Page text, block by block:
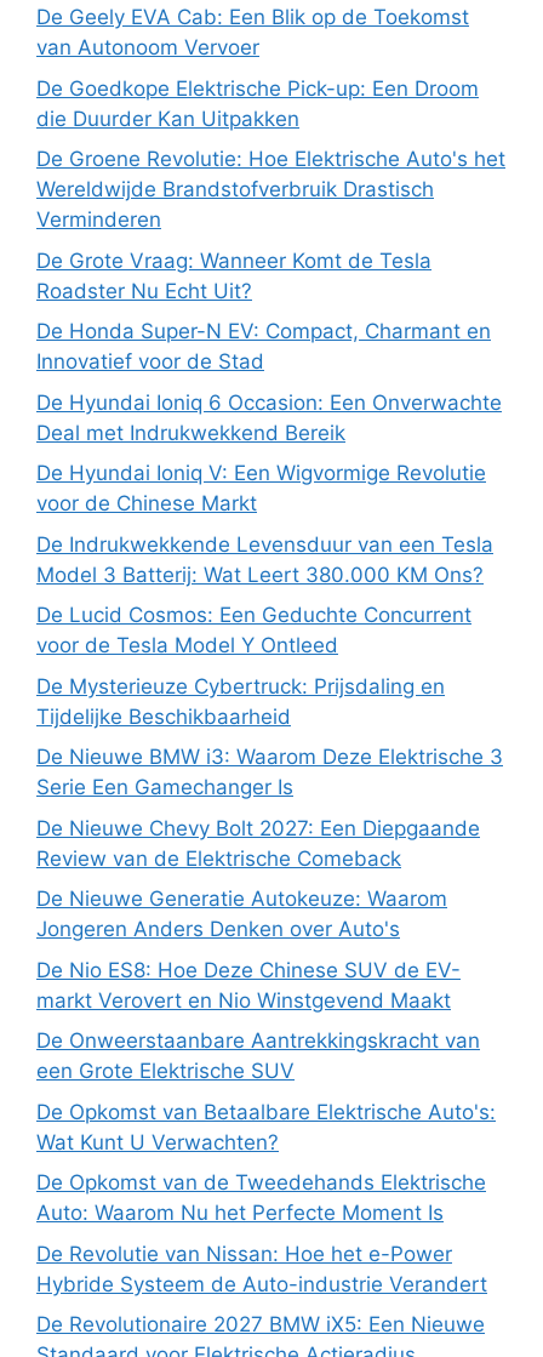
De Geely EVA Cab: Een Blik op de Toekomst
van Autonoom Vervoer
De Goedkope Elektrische Pick-up: Een Droom
die Duurder Kan Uitpakken
De Groene Revolutie: Hoe Elektrische Auto's het
Wereldwijde Brandstofverbruik Drastisch
Verminderen
De Grote Vraag: Wanneer Komt de Tesla
Roadster Nu Echt Uit?
De Honda Super-N EV: Compact, Charmant en
Innovatief voor de Stad
De Hyundai Ioniq 6 Occasion: Een Onverwachte
Deal met Indrukwekkend Bereik
De Hyundai Ioniq V: Een Wigvormige Revolutie
voor de Chinese Markt
De Indrukwekkende Levensduur van een Tesla
Model 3 Batterij: Wat Leert 380.000 KM Ons?
De Lucid Cosmos: Een Geduchte Concurrent
voor de Tesla Model Y Ontleed
De Mysterieuze Cybertruck: Prijsdaling en
Tijdelijke Beschikbaarheid
De Nieuwe BMW i3: Waarom Deze Elektrische 3
Serie Een Gamechanger Is
De Nieuwe Chevy Bolt 2027: Een Diepgaande
Review van de Elektrische Comeback
De Nieuwe Generatie Autokeuze: Waarom
Jongeren Anders Denken over Auto's
De Nio ES8: Hoe Deze Chinese SUV de EV-
markt Verovert en Nio Winstgevend Maakt
De Onweerstaanbare Aantrekkingskracht van
een Grote Elektrische SUV
De Opkomst van Betaalbare Elektrische Auto's:
Wat Kunt U Verwachten?
De Opkomst van de Tweedehands Elektrische
Auto: Waarom Nu het Perfecte Moment Is
De Revolutie van Nissan: Hoe het e-Power
Hybride Systeem de Auto-industrie Verandert
De Revolutionaire 2027 BMW iX5: Een Nieuwe